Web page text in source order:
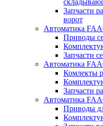
Запчасти
ворот
Автоматика
Приводы
Запчасти
Автоматика
Комлекты
Запчасти
Автоматика
Приводы